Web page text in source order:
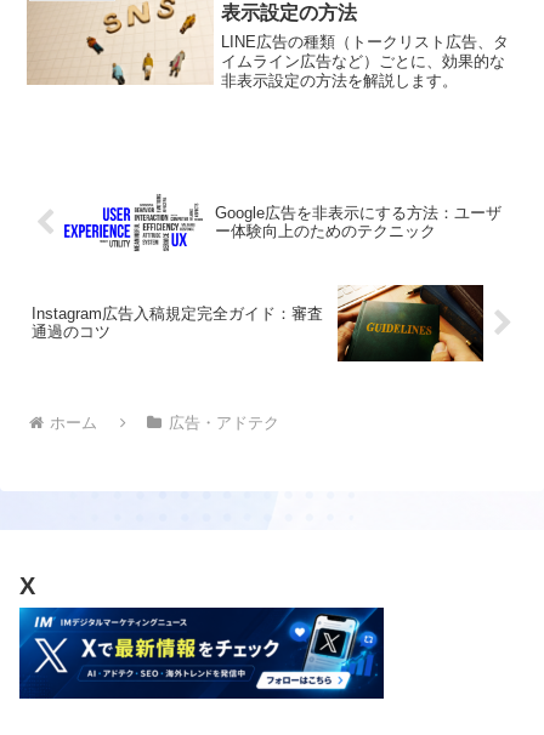
表示設定の方法
LINE広告の種類（トークリスト広告、タ
イムライン広告など）ごとに、効果的な
非表示設定の方法を解説します。
Google広告を非表示にする方法：ユーザ
ー体験向上のためのテクニック
Instagram広告入稿規定完全ガイド：審査
通過のコツ
ホーム 広告・アドテク
X